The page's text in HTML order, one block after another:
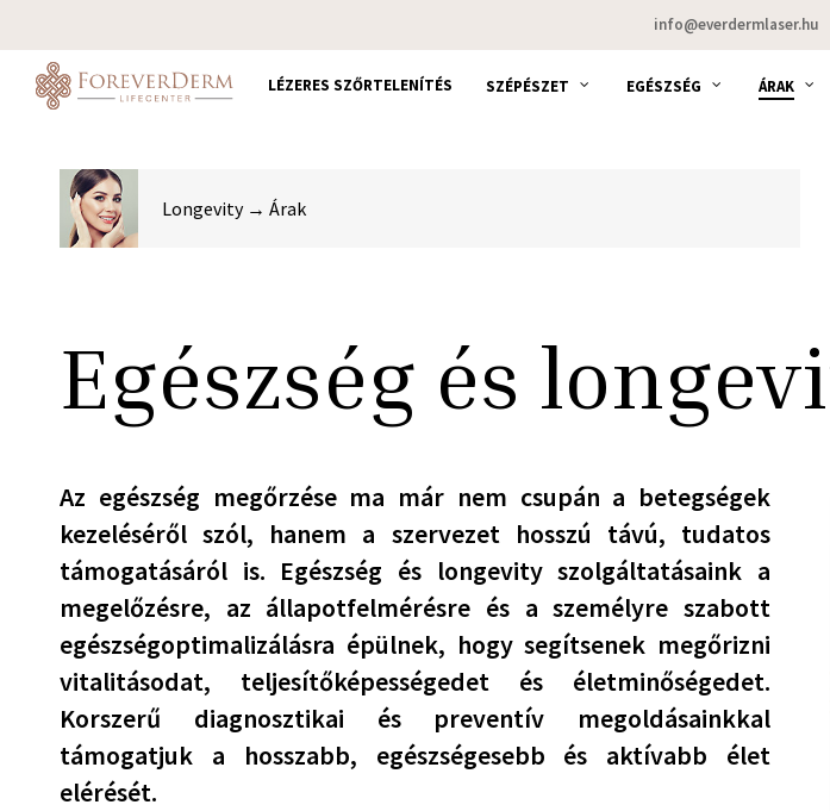
to
main
content
info@everdermlaser.hu
LÉZERES SZŐRTELENÍTÉS SZÉPÉSZET EGÉSZSÉG ÁRAK
Longevity → Árak
Egészség és
Az egészség megőrzése ma már nem csupán a betegségek
kezeléséről szól, hanem a szervezet hosszú távú, tudatos
támogatásáról is. Egészség és longevity szolgáltatásaink a
megelőzésre, az állapotfelmérésre és a személyre szabott
egészségoptimalizálásra épülnek, hogy segítsenek megőrizni
vitalitásodat, teljesítőképességedet és életminőségedet.
Korszerű diagnosztikai és preventív megoldásainkkal
támogatjuk a hosszabb, egészségesebb és aktívabb élet
elérését.